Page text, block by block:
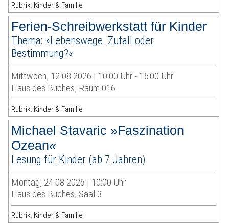
Rubrik: Kinder & Familie
Ferien-Schreibwerkstatt für Kinder
Thema: »Lebenswege. Zufall oder
Bestimmung?«
Mittwoch, 12.08.2026 | 10:00 Uhr - 15:00 Uhr
Haus des Buches, Raum 016
Rubrik: Kinder & Familie
Michael Stavaric »Faszination
Ozean«
Lesung für Kinder (ab 7 Jahren)
Montag, 24.08.2026 | 10:00 Uhr
Haus des Buches, Saal 3
Rubrik: Kinder & Familie